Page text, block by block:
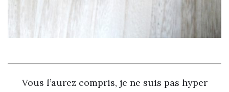
Vous l’aurez compris, je ne suis pas hyper